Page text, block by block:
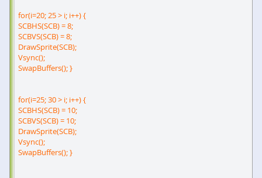
for(i=20; 25 > i; i++) {
SCBHS(SCB) = 8;
SCBVS(SCB) = 8;
DrawSprite(SCB);
Vsync();
SwapBuffers(); }
for(i=25; 30 > i; i++) {
SCBHS(SCB) = 10;
SCBVS(SCB) = 10;
DrawSprite(SCB);
Vsync();
SwapBuffers(); }